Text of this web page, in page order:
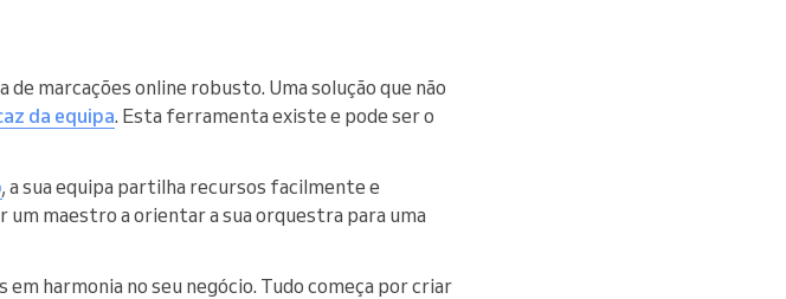
marcações online robusto. Uma solução que não
da equipa. Esta ferramenta existe e pode ser o
, a sua equipa partilha recursos facilmente e
um maestro a orientar a sua orquestra para uma
harmonia no seu negócio. Tudo começa por criar